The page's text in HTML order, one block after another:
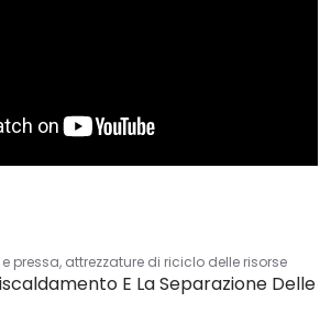
pressa, attrezzature di riciclo delle risorse
E La Separazione Delle